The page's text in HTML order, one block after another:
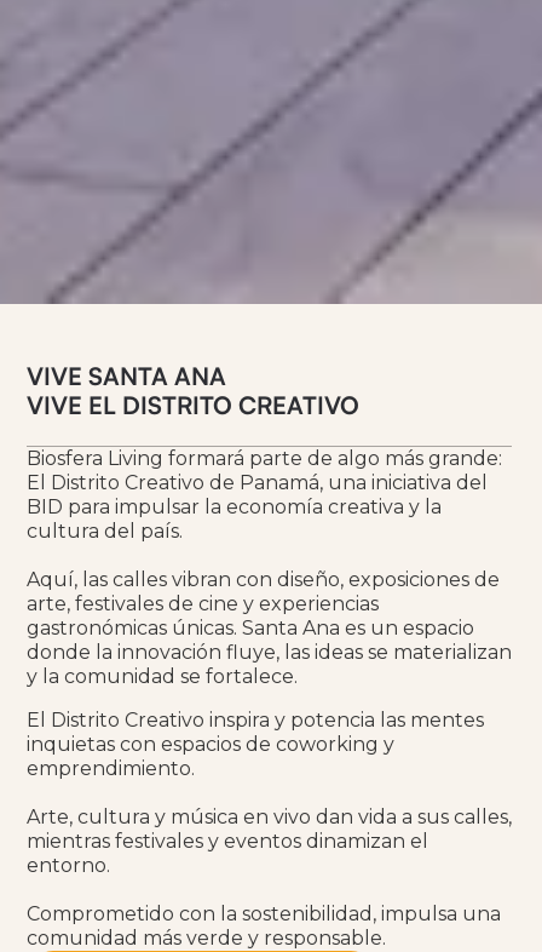
VIVE SANTA ANA
VIVE EL DISTRITO CREATIVO
Biosfera Living formará parte de algo más grande:
El Distrito Creativo de Panamá, una iniciativa del
BID para impulsar la economía creativa y la
cultura del país.
Aquí, las calles vibran con diseño, exposiciones de
arte, festivales de cine y experiencias
gastronómicas únicas. Santa Ana es un espacio
donde la innovación fluye, las ideas se materializan
y la comunidad se fortalece.
El Distrito Creativo inspira y potencia las mentes
inquietas con espacios de coworking y
emprendimiento.
Arte, cultura y música en vivo dan vida a sus calles,
mientras festivales y eventos dinamizan el
entorno.
Comprometido con la sostenibilidad, impulsa una
comunidad más verde y responsable.